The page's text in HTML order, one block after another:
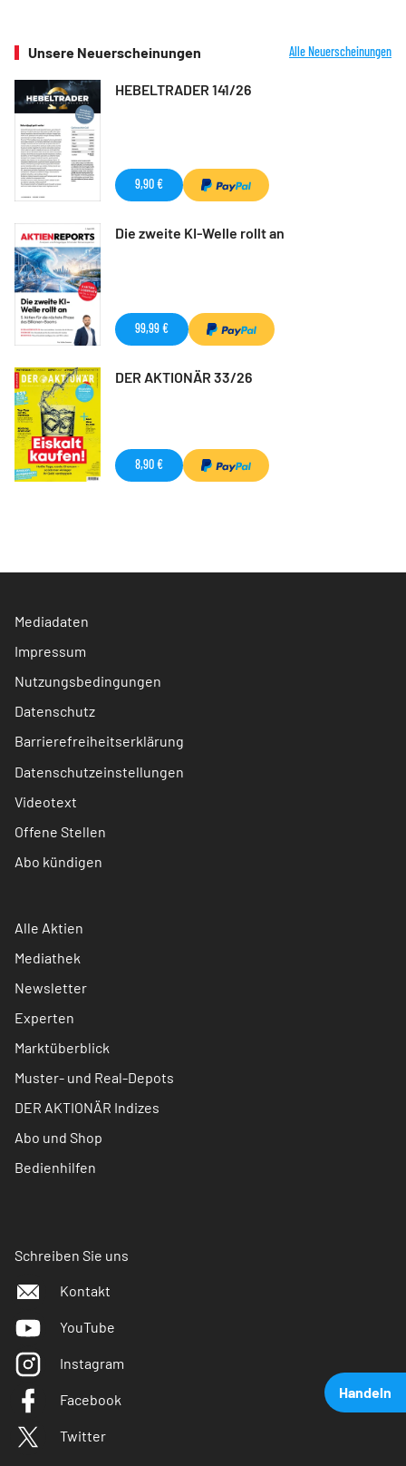
Handeln
Unsere Neuerscheinungen Alle Neuerscheinungen
HEBELTRADER 141/26
9,90 €
Die zweite KI-Welle rollt an
99,99 €
DER AKTIONÄR 33/26
8,90 €
Mediadaten
Impressum
Nutzungsbedingungen
Datenschutz
Barrierefreiheitserklärung
Datenschutzeinstellungen
Videotext
Offene Stellen
Abo kündigen
Alle Aktien
Mediathek
Newsletter
Experten
Marktüberblick
Muster- und Real-Depots
DER AKTIONÄR Indizes
Abo und Shop
Bedienhilfen
Schreiben Sie uns
Kontakt
YouTube
Instagram
Facebook
Twitter